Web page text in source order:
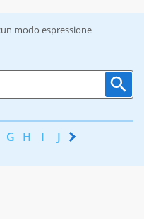
modo espressione
G H I J K